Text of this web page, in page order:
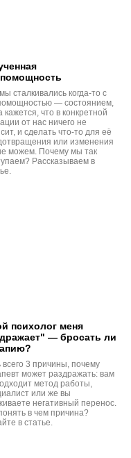
сталкивались когда-то с
— состоянием,
кажется, что в конкретной
от нас ничего не
и сделать что-то для её
или изменения
можем. Почему мы так
Рассказываем в
психолог меня
— бросать ли
всего 3 причины, почему
может раздражать: вам
метод работы,
или же вы
негативный перенос.
в чем причина?
в статье.